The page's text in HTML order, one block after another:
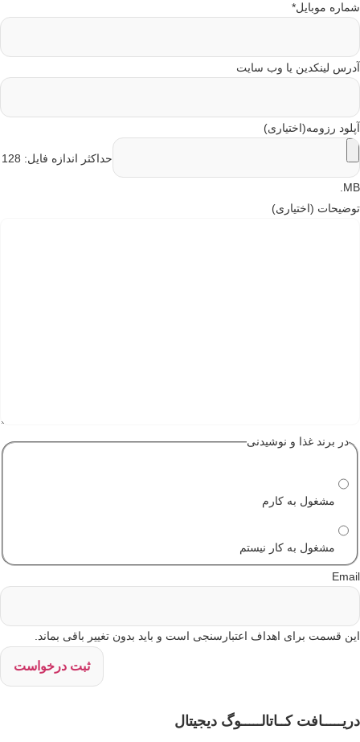
موبایل*
لینکدین یا وب سایت
رزومه(اختیاری)
حداکثر اندازه فایل: 128
(اختیاری)
در برند غذا و نوشیدنی
مشغول به کارم
مشغول به کار نیستم
قسمت برای اهداف اعتبارسنجی است و باید بدون تغییر باقی بماند.
کــاتالـــــوگ دیجیتال